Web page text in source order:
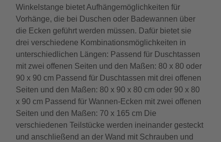
Winkelstange bietet Aufhängemöglichkeiten für
Vorhänge, die bei Duschen oder Badewannen über
die Ecken geführt werden müssen. Dafür bietet sie
drei verschiedene Kombinationsmöglichkeiten in
unterschiedlichen Längen: Passend für Duschtassen
mit zwei offenen Seiten und den Maßen: 80 x 80 oder
90 x 90 cm Passend für Duschtassen mit drei offenen
Seiten und den Maßen: 80 x 90 x 80 cm oder 90 x 80
x 90 cm Passend für Wannen-Ecken mit zwei offenen
Seiten und den Maßen: 70 x 165 cm Die
verschiedenen Teilstücke werden ineinander gesteckt
und anschließend an der Wand mit Schrauben und